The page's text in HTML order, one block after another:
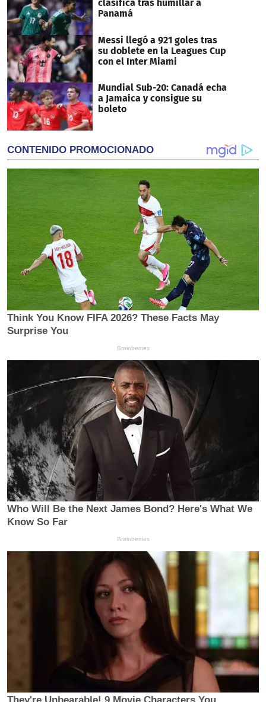
clasifica tras humillar a
Panamá
Messi llegó a 921 goles tras
su doblete en la Leagues Cup
con el Inter Miami
Mundial Sub-20: Canadá echa
a Jamaica y consigue su
boleto